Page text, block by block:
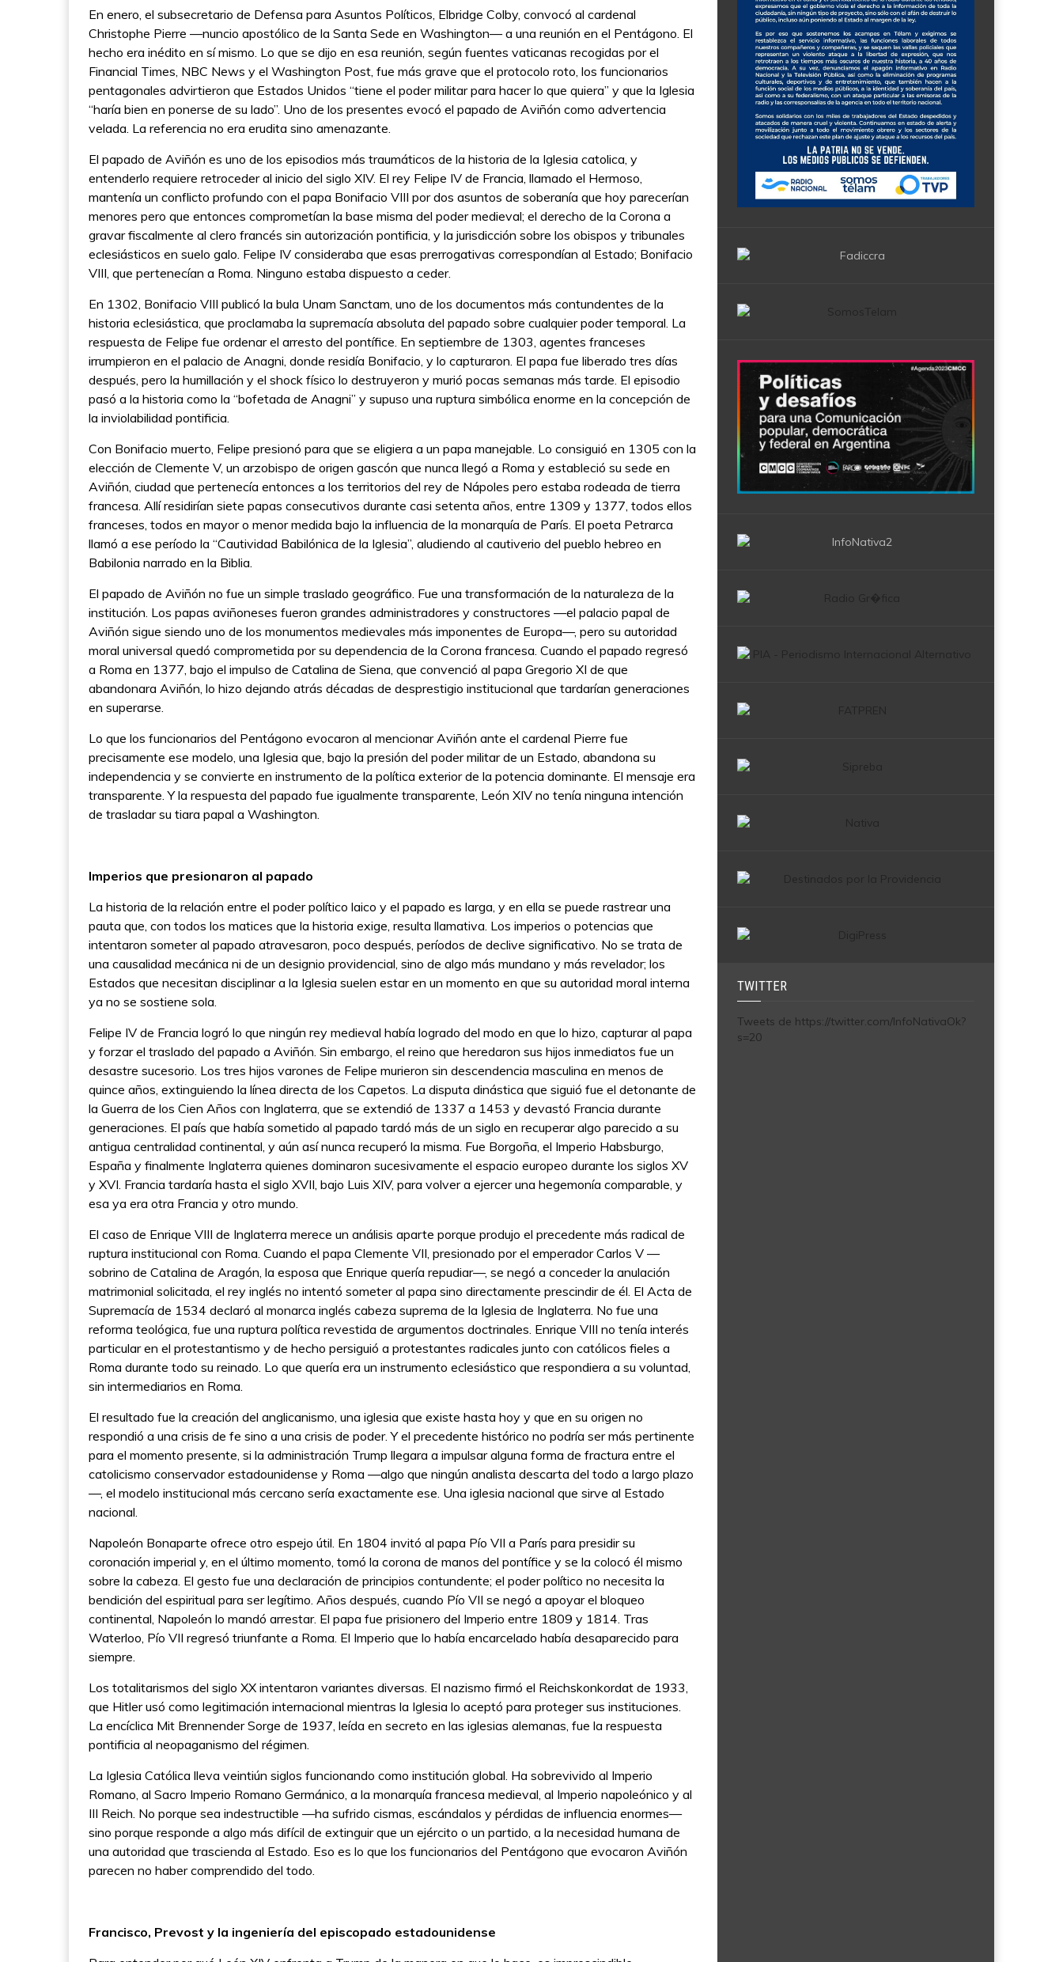
En enero, el subsecretario de Defensa para Asuntos Políticos, Elbridge Colby, convocó al cardenal
Christophe Pierre —nuncio apostólico de la Santa Sede en Washington— a una reunión en el Pentágono. El
hecho era inédito en sí mismo. Lo que se dijo en esa reunión, según fuentes vaticanas recogidas por el
Financial Times, NBC News y el Washington Post, fue más grave que el protocolo roto, los funcionarios
pentagonales advirtieron que Estados Unidos “tiene el poder militar para hacer lo que quiera” y que la Iglesia
“haría bien en ponerse de su lado”. Uno de los presentes evocó el papado de Aviñón como advertencia
velada. La referencia no era erudita sino amenazante.
El papado de Aviñón es uno de los episodios más traumáticos de la historia de la Iglesia catolica, y
entenderlo requiere retroceder al inicio del siglo XIV. El rey Felipe IV de Francia, llamado el Hermoso,
mantenía un conflicto profundo con el papa Bonifacio VIII por dos asuntos de soberanía que hoy parecerían
menores pero que entonces comprometían la base misma del poder medieval; el derecho de la Corona a
gravar fiscalmente al clero francés sin autorización pontificia, y la jurisdicción sobre los obispos y tribunales
eclesiásticos en suelo galo. Felipe IV consideraba que esas prerrogativas correspondían al Estado; Bonifacio
VIII, que pertenecían a Roma. Ninguno estaba dispuesto a ceder.
En 1302, Bonifacio VIII publicó la bula Unam Sanctam, uno de los documentos más contundentes de la
historia eclesiástica, que proclamaba la supremacía absoluta del papado sobre cualquier poder temporal. La
respuesta de Felipe fue ordenar el arresto del pontífice. En septiembre de 1303, agentes franceses
irrumpieron en el palacio de Anagni, donde residía Bonifacio, y lo capturaron. El papa fue liberado tres días
después, pero la humillación y el shock físico lo destruyeron y murió pocas semanas más tarde. El episodio
pasó a la historia como la “bofetada de Anagni” y supuso una ruptura simbólica enorme en la concepción de
la inviolabilidad pontificia.
Con Bonifacio muerto, Felipe presionó para que se eligiera a un papa manejable. Lo consiguió en 1305 con la
elección de Clemente V, un arzobispo de origen gascón que nunca llegó a Roma y estableció su sede en
Aviñón, ciudad que pertenecía entonces a los territorios del rey de Nápoles pero estaba rodeada de tierra
francesa. Allí residirían siete papas consecutivos durante casi setenta años, entre 1309 y 1377, todos ellos
franceses, todos en mayor o menor medida bajo la influencia de la monarquía de París. El poeta Petrarca
llamó a ese período la “Cautividad Babilónica de la Iglesia”, aludiendo al cautiverio del pueblo hebreo en
Babilonia narrado en la Biblia.
El papado de Aviñón no fue un simple traslado geográfico. Fue una transformación de la naturaleza de la
institución. Los papas aviñoneses fueron grandes administradores y constructores —el palacio papal de
Aviñón sigue siendo uno de los monumentos medievales más imponentes de Europa—, pero su autoridad
moral universal quedó comprometida por su dependencia de la Corona francesa. Cuando el papado regresó
a Roma en 1377, bajo el impulso de Catalina de Siena, que convenció al papa Gregorio XI de que
abandonara Aviñón, lo hizo dejando atrás décadas de desprestigio institucional que tardarían generaciones
en superarse.
Lo que los funcionarios del Pentágono evocaron al mencionar Aviñón ante el cardenal Pierre fue
precisamente ese modelo, una Iglesia que, bajo la presión del poder militar de un Estado, abandona su
independencia y se convierte en instrumento de la política exterior de la potencia dominante. El mensaje era
transparente. Y la respuesta del papado fue igualmente transparente, León XIV no tenía ninguna intención
de trasladar su tiara papal a Washington.
Imperios que presionaron al papado
La historia de la relación entre el poder político laico y el papado es larga, y en ella se puede rastrear una
pauta que, con todos los matices que la historia exige, resulta llamativa. Los imperios o potencias que
intentaron someter al papado atravesaron, poco después, períodos de declive significativo. No se trata de
una causalidad mecánica ni de un designio providencial, sino de algo más mundano y más revelador; los
Estados que necesitan disciplinar a la Iglesia suelen estar en un momento en que su autoridad moral interna
ya no se sostiene sola.
Felipe IV de Francia logró lo que ningún rey medieval había logrado del modo en que lo hizo, capturar al papa
y forzar el traslado del papado a Aviñón. Sin embargo, el reino que heredaron sus hijos inmediatos fue un
desastre sucesorio. Los tres hijos varones de Felipe murieron sin descendencia masculina en menos de
quince años, extinguiendo la línea directa de los Capetos. La disputa dinástica que siguió fue el detonante de
la Guerra de los Cien Años con Inglaterra, que se extendió de 1337 a 1453 y devastó Francia durante
generaciones. El país que había sometido al papado tardó más de un siglo en recuperar algo parecido a su
antigua centralidad continental, y aún así nunca recuperó la misma. Fue Borgoña, el Imperio Habsburgo,
España y finalmente Inglaterra quienes dominaron sucesivamente el espacio europeo durante los siglos XV
y XVI. Francia tardaría hasta el siglo XVII, bajo Luis XIV, para volver a ejercer una hegemonía comparable, y
esa ya era otra Francia y otro mundo.
El caso de Enrique VIII de Inglaterra merece un análisis aparte porque produjo el precedente más radical de
ruptura institucional con Roma. Cuando el papa Clemente VII, presionado por el emperador Carlos V —
sobrino de Catalina de Aragón, la esposa que Enrique quería repudiar—, se negó a conceder la anulación
matrimonial solicitada, el rey inglés no intentó someter al papa sino directamente prescindir de él. El Acta de
Supremacía de 1534 declaró al monarca inglés cabeza suprema de la Iglesia de Inglaterra. No fue una
reforma teológica, fue una ruptura política revestida de argumentos doctrinales. Enrique VIII no tenía interés
particular en el protestantismo y de hecho persiguió a protestantes radicales junto con católicos fieles a
Roma durante todo su reinado. Lo que quería era un instrumento eclesiástico que respondiera a su voluntad,
sin intermediarios en Roma.
El resultado fue la creación del anglicanismo, una iglesia que existe hasta hoy y que en su origen no
respondió a una crisis de fe sino a una crisis de poder. Y el precedente histórico no podría ser más pertinente
para el momento presente, si la administración Trump llegara a impulsar alguna forma de fractura entre el
catolicismo conservador estadounidense y Roma —algo que ningún analista descarta del todo a largo plazo
—, el modelo institucional más cercano sería exactamente ese. Una iglesia nacional que sirve al Estado
nacional.
Napoleón Bonaparte ofrece otro espejo útil. En 1804 invitó al papa Pío VII a París para presidir su
coronación imperial y, en el último momento, tomó la corona de manos del pontífice y se la colocó él mismo
sobre la cabeza. El gesto fue una declaración de principios contundente; el poder político no necesita la
bendición del espiritual para ser legítimo. Años después, cuando Pío VII se negó a apoyar el bloqueo
continental, Napoleón lo mandó arrestar. El papa fue prisionero del Imperio entre 1809 y 1814. Tras
Waterloo, Pío VII regresó triunfante a Roma. El Imperio que lo había encarcelado había desaparecido para
siempre.
Los totalitarismos del siglo XX intentaron variantes diversas. El nazismo firmó el Reichskonkordat de 1933,
que Hitler usó como legitimación internacional mientras la Iglesia lo aceptó para proteger sus instituciones.
La encíclica Mit Brennender Sorge de 1937, leída en secreto en las iglesias alemanas, fue la respuesta
pontificia al neopaganismo del régimen.
La Iglesia Católica lleva veintiún siglos funcionando como institución global. Ha sobrevivido al Imperio
Romano, al Sacro Imperio Romano Germánico, a la monarquía francesa medieval, al Imperio napoleónico y al
III Reich. No porque sea indestructible —ha sufrido cismas, escándalos y pérdidas de influencia enormes—
sino porque responde a algo más difícil de extinguir que un ejército o un partido, a la necesidad humana de
una autoridad que trascienda al Estado. Eso es lo que los funcionarios del Pentágono que evocaron Aviñón
parecen no haber comprendido del todo.
Francisco, Prevost y la ingeniería del episcopado estadounidense
TWITTER
Tweets de https://twitter.com/InfoNativaOk?
s=20